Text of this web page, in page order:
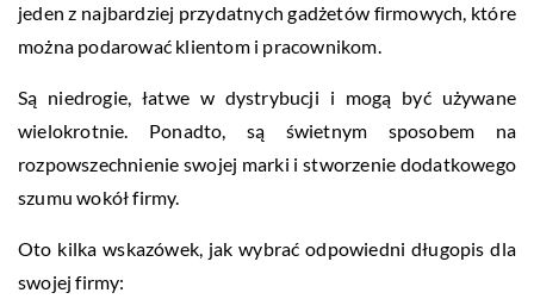
jeden z najbardziej przydatnych gadżetów firmowych, które
można podarować klientom i pracownikom.
Są niedrogie, łatwe w dystrybucji i mogą być używane
wielokrotnie. Ponadto, są świetnym sposobem na
rozpowszechnienie swojej marki i stworzenie dodatkowego
szumu wokół firmy.
Oto kilka wskazówek, jak wybrać odpowiedni długopis dla
swojej firmy: